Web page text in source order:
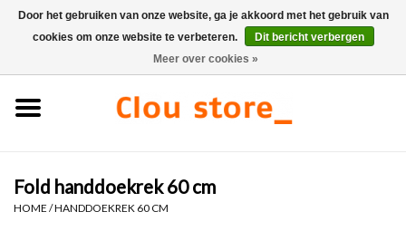
0 Artikelen - €0,00
Fonteinsets
Fold handdoekrek 60 cm
HOME /HANDDOEKREK 60 CM
Door het gebruiken van onze website, ga je akkoord met het gebruik van
cookies om onze website te verbeteren.
Dit bericht verbergen
Meer over cookies »